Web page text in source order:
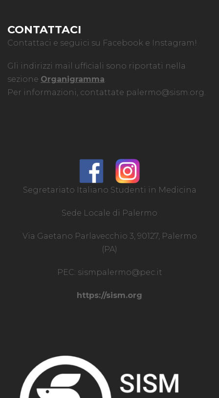
CONTATTACI
Contattaci e seguici su Facebook e Instagram!
Gli indirizzi mail ufficiali sono riportati nella
sezione Organigramma.
Per informazioni, contattate palermo@sism.org.
Segretariato Italiano Studenti in Medicina
Sede Locale di Palermo
Via Gaetano Parlavecchio 3, 90127, Palermo
(PA)
PEC: sismpalermo@pec.it
https://sism.org